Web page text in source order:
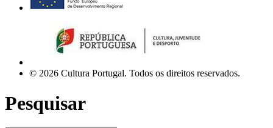
© 2026 Cultura Portugal. Todos os direitos reservados.
Pesquisar